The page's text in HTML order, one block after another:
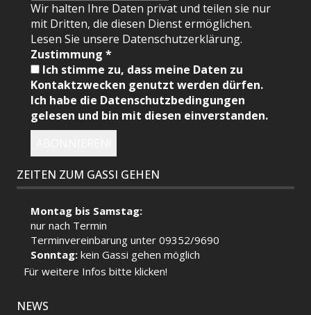
Wir halten Ihre Daten privat und teilen sie nur
mit Dritten, die diesen Dienst ermöglichen.
Lesen Sie unsere Datenschutzerklärung.
Zustimmung*
Ich stimme zu, dass meine Daten zu
Kontaktzwecken genutzt werden dürfen.
Ich habe die Datenschutzbedingungen
gelesen und bin mit diesen einverstanden.
ZEITEN ZUM GASSI GEHEN
Montag bis Samstag:
nur nach Termin
Terminvereinbarung unter 09352/9690
Sonntag:kein Gassi gehen möglich
Für weitere Infos bitte klicken!
NEWS